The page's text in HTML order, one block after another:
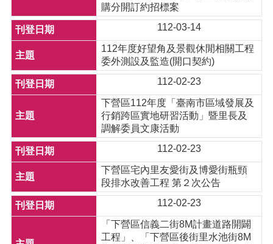
購分開訂約招標案
112-03-14
112年度好望角及景觀休閒相關工程
委外測設及監造(開口契約)
112-02-23
下營區112年度「臺南市區域發展及
行銷跨區實地研習活動」暨里長及
調解委員文康活動
112-02-23
下營區宅內里友愛街及博愛街瓶頸
段排水改善工程 第２次公告
112-02-23
「下營區信義二街8M計畫道路開闢
工程」、「下營區後街里水池街8M